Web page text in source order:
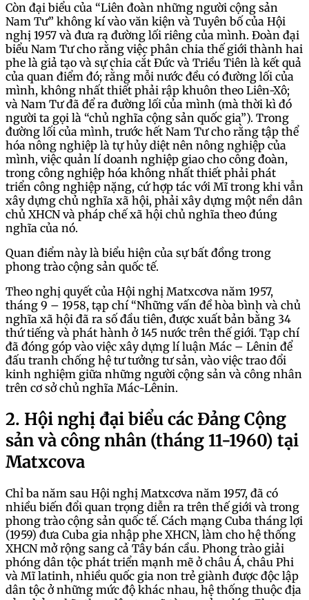
Còn đại biểu của “Liên đoàn những người cộng sản
Nam Tư” không kí vào văn kiện và Tuyên bố của Hội
nghị 1957 và đưa ra đường lối riêng của mình. Đoàn đại
biểu Nam Tư cho rằng việc phân chia thế giới thành hai
phe là giả tạo và sự chia cắt Đức và Triều Tiên là kết quả
của quan điểm đó; rằng mỗi nước đều có đường lối của
mình, không nhất thiết phải rập khuôn theo Liên-Xô;
và Nam Tư đã để ra đường lối của mình (mà thời kì đó
người ta gọi là “chủ nghĩa cộng sản quốc gia”). Trong
đường lối của mình, trước hết Nam Tư cho rằng tập thể
hóa nông nghiệp là tự hủy diệt nên nông nghiệp của
mình, việc quản lí doanh nghiệp giao cho công đoàn,
trong công nghiệp hóa không nhất thiết phải phát
triển công nghiệp nặng, cứ hợp tác với Mĩ trong khi vẫn
xây dựng chủ nghĩa xã hội, phải xây dựng một nền dân
chủ XHCN và pháp chế xã hội chủ nghĩa theo đúng
nghĩa của nó.
Quan điểm này là biểu hiện của sự bất đồng trong
phong trào cộng sản quốc tế.
Theo nghị quyết của Hội nghị Matxcơva năm 1957,
tháng 9 – 1958, tạp chí “Những vấn đề hòa bình và chủ
nghĩa xã hội đã ra số đầu tiên, được xuất bản bằng 34
thứ tiếng và phát hành ở 145 nước trên thế giới. Tạp chí
đã đóng góp vào việc xây dựng lí luận Mác – Lênin để
đấu tranh chống hệ tư tưởng tư sản, vào việc trao đổi
kinh nghiệm giữa những người cộng sản và công nhân
trên cơ sở chủ nghĩa Mác-Lênin.
2. Hội nghị đại biểu các Đảng Cộng
sản và công nhân (tháng 11-1960) tại
Matxcova
Chỉ ba năm sau Hội nghị Matxcơva năm 1957, đã có
nhiều biến đổi quan trọng diễn ra trên thế giới và trong
phong trào cộng sản quốc tế. Cách mạng Cuba tháng lợi
(1959) đưa Cuba gia nhập phe XHCN, làm cho hệ thống
XHCN mở rộng sang cả Tây bán cầu. Phong trào giải
phóng dân tộc phát triển mạnh mẽ ở châu Á, châu Phi
và Mĩ latinh, nhiều quốc gia non trẻ giành được độc lập
dân tộc ở những mức độ khác nhau, hệ thống thuộc địa